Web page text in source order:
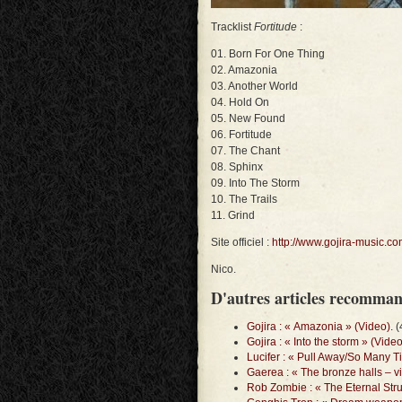
TracklistFortitude :
01. Born For One Thing
02. Amazonia
03. Another World
04. Hold On
05. New Found
06. Fortitude
07. The Chant
08. Sphinx
09. Into The Storm
10. The Trails
11. Grind
Site officiel : http://www.gojira-
Nico.
D'autres articles
Gojira : « Amazonia » (Video).
Gojira : « Into the storm »
Lucifer : « Pull Away/So Many
Gaerea : « The bronze halls –
Rob Zombie : « The Eternal